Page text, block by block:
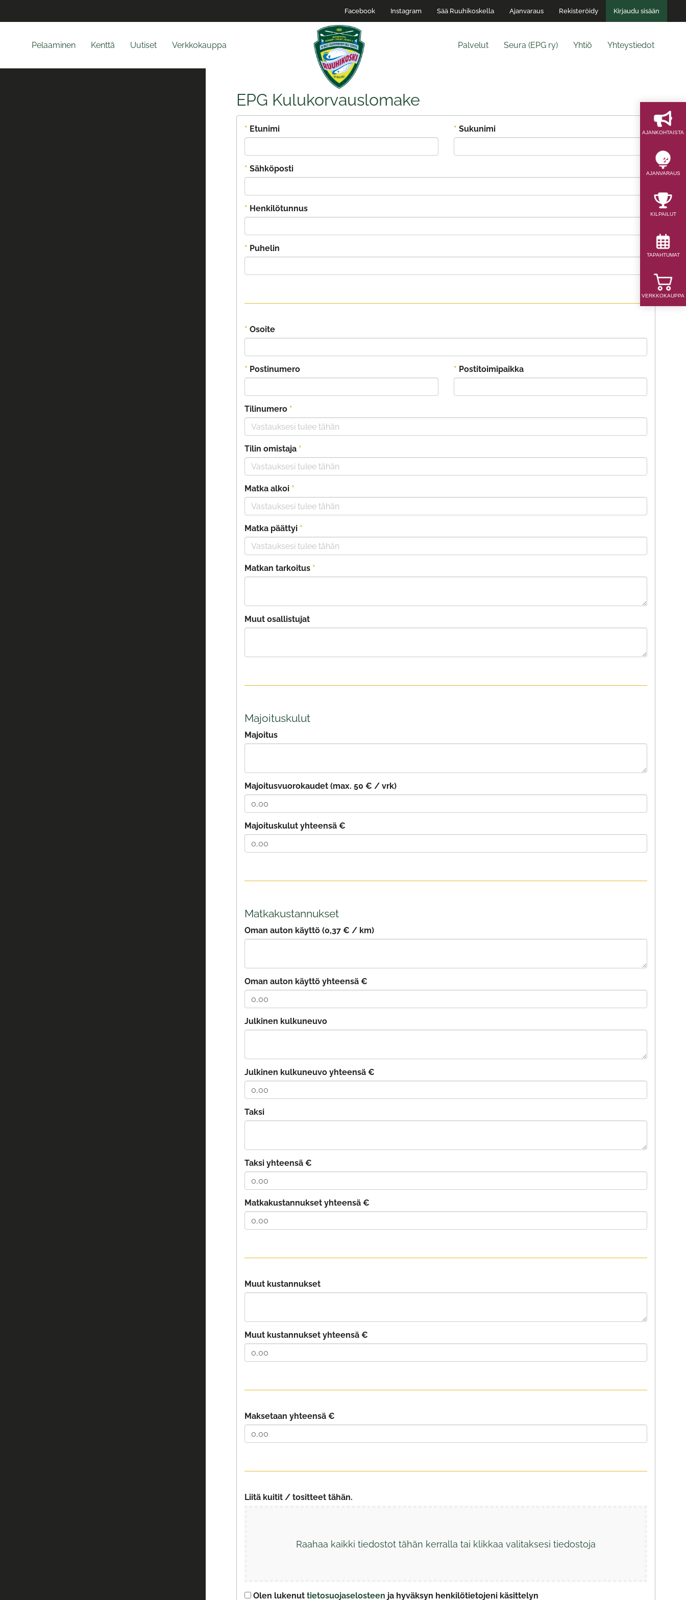
Facebook Instagram Sää Ruuhikoskella Ajanvaraus Rekisteröidy Kirjaudu sisään
Pelaaminen Kenttä Uutiset Verkkokauppa Yhteystiedot
Yhtiö
Seura (EPG ry)
Palvelut
AJAN­KOHTAISTA
AJAN­VARAUS
KILPAILUT
TAPAHTUMAT
VERKKOKAUPPA
EPG Kulukorvauslomake
* Etunimi * Sukunimi
* Sähköposti
* Henkilötunnus
* Puhelin
* Osoite
* Postinumero * Postitoimipaikka
Tilinumero *
Tilin omistaja *
Matka alkoi *
Matka päättyi *
Matkan tarkoitus *
Muut osallistujat
Majoituskulut
Majoitus
Majoitusvuorokaudet (max. 50 € / vrk)
Majoituskulut yhteensä €
Matkakustannukset
Oman auton käyttö (0,37 € / km)
Oman auton käyttö yhteensä €
Julkinen kulkuneuvo
Julkinen kulkuneuvo yhteensä €
Taksi
Taksi yhteensä €
Matkakustannukset yhteensä €
Muut kustannukset
Muut kustannukset yhteensä €
Maksetaan yhteensä €
Liitä kuitit / tositteet tähän.
Raahaa kaikki tiedostot tähän kerralla tai klikkaa valitaksesi tiedostoja
Olen lukenuttietosuojaselosteen ja hyväksyn henkilötietojeni käsittelyn